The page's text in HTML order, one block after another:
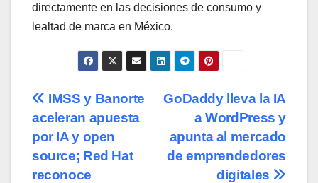
directamente en las decisiones de consumo y
lealtad de marca en México.
Navegación
de
entradas
GoDaddy lleva la IA
a WordPress y
apunta al mercado
de emprendedores
digitales
IMSS y Banorte
aceleran apuesta
por IA y open
source; Red Hat
reconoce